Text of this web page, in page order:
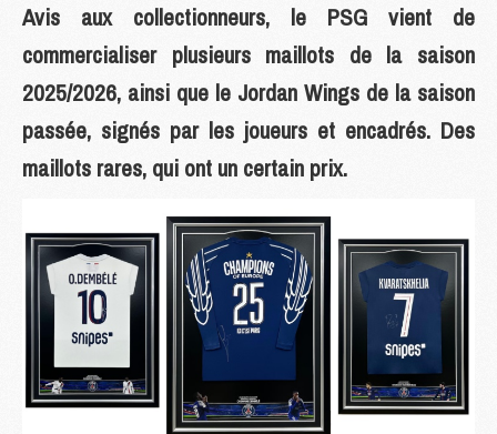
Avis aux collectionneurs, le PSG vient de
commercialiser plusieurs maillots de la saison
2025/2026, ainsi que le Jordan Wings de la saison
passée, signés par les joueurs et encadrés. Des
maillots rares, qui ont un certain prix.